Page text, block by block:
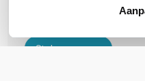
Geen vragen
Stel een vraag